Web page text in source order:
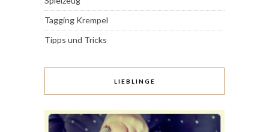
Tagging Krempel
Tipps und Tricks
LIEBLINGE